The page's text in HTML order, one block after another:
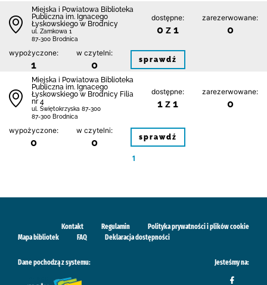
Miejska i Powiatowa Biblioteka
Publiczna im. Ignacego
Łyskowskiego w Brodnicy
ul. Zamkowa 1
87-300 Brodnica
dostępne:
0 z 1
zarezerwowane:
0
wypożyczone:
1
w czytelni:
0 sprawdź
Miejska i Powiatowa Biblioteka
Publiczna im. Ignacego
Łyskowskiego w Brodnicy Filia
nr 4
ul. Świętokrzyska 87-300
87-300 Brodnica
dostępne:
1 z 1
zarezerwowane:
0
wypożyczone:
0
w czytelni:
0 sprawdź
1
Kontakt Regulamin
Polityka prywatności i plików cookie
Mapa bibliotek
FAQ Deklaracja dostępności
Dane pochodzą z systemu: Jesteśmy na: